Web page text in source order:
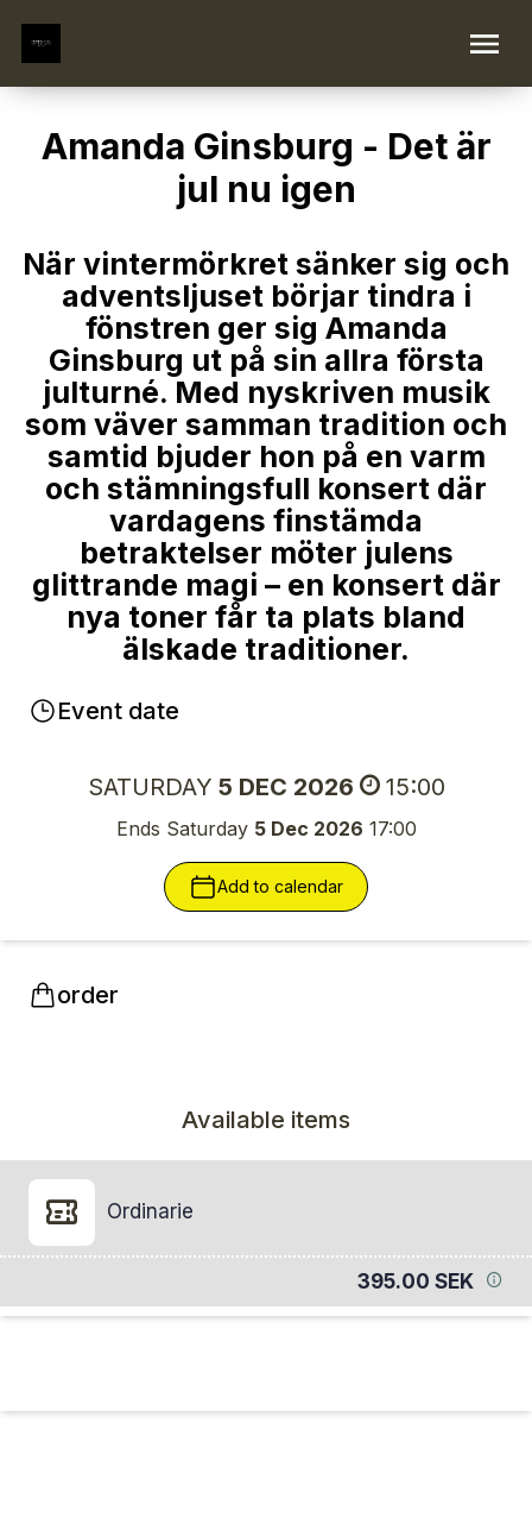
Amanda Ginsburg - Det är
jul nu igen
När vintermörkret sänker sig och
adventsljuset börjar tindra i
fönstren ger sig Amanda
Ginsburg ut på sin allra första
julturné. Med nyskriven musik
som väver samman tradition och
samtid bjuder hon på en varm
och stämningsfull konsert där
vardagens finstämda
betraktelser möter julens
glittrande magi – en konsert där
nya toner får ta plats bland
älskade traditioner.
Event date
SATURDAY 5 DEC 2026 15:00
Ends Saturday 5 Dec 2026 17:00
Add to calendar
order
Available items
Ordinarie
395.00 SEK